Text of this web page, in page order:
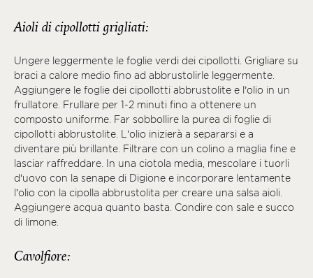
Aioli di cipollotti grigliati:
Ungere leggermente le foglie verdi dei cipollotti. Grigliare su
braci a calore medio fino ad abbrustolirle leggermente.
Aggiungere le foglie dei cipollotti abbrustolite e l’olio in un
frullatore. Frullare per 1-2 minuti fino a ottenere un
composto uniforme. Far sobbollire la purea di foglie di
cipollotti abbrustolite. L’olio inizierà a separarsi e a
diventare più brillante. Filtrare con un colino a maglia fine e
lasciar raffreddare. In una ciotola media, mescolare i tuorli
d’uovo con la senape di Digione e incorporare lentamente
l’olio con la cipolla abbrustolita per creare una salsa aioli.
Aggiungere acqua quanto basta. Condire con sale e succo
di limone.
Cavolfiore: